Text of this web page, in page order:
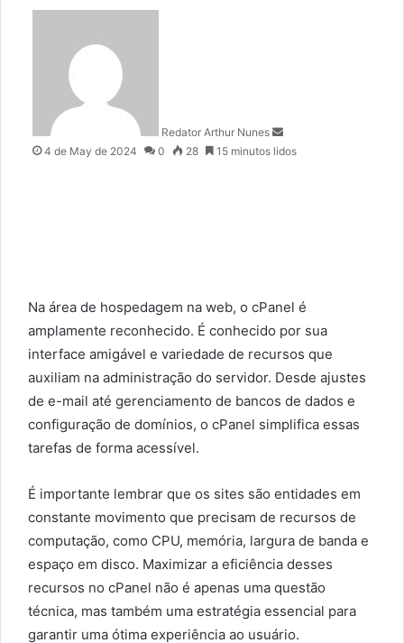
Redator Arthur Nunes
m
4 de May de 2024 0 28 15 minutos lidos
Na área de hospedagem na web, o cPanel é
amplamente reconhecido. É conhecido por sua
interface amigável e variedade de recursos que
auxiliam na administração do servidor. Desde ajustes
de e-mail até gerenciamento de bancos de dados e
configuração de domínios, o cPanel simplifica essas
tarefas de forma acessível.
É importante lembrar que os sites são entidades em
constante movimento que precisam de recursos de
computação, como CPU, memória, largura de banda e
espaço em disco. Maximizar a eficiência desses
recursos no cPanel não é apenas uma questão
técnica, mas também uma estratégia essencial para
garantir uma ótima experiência ao usuário.